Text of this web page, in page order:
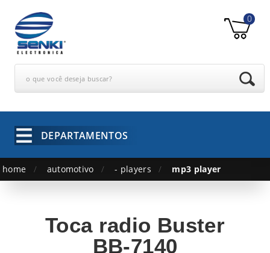
o que você deseja buscar?
0
DEPARTAMENTOS
home automotivo - players mp3 player
Toca radio Buster
BB-7140